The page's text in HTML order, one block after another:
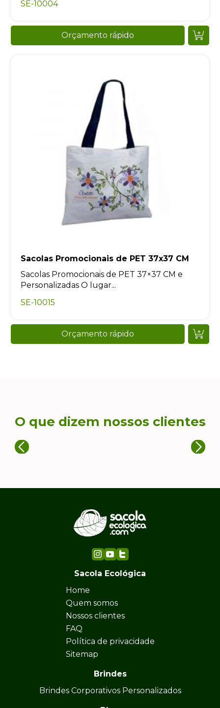
SE-10004
Orçamento rápido
Sacolas Promocionais de PET 37x37 CM
Sacolas Promocionais de PET 37×37 CM e
Personalizadas O lugar...
SE-10015
Orçamento rápido
O que dizem nossos clientes
Sacola Ecológica
Home
Quem somos
Nossos clientes
FAQ
Política de privacidade
Sitemap
Brindes
Brindes Corporativos Personalizados